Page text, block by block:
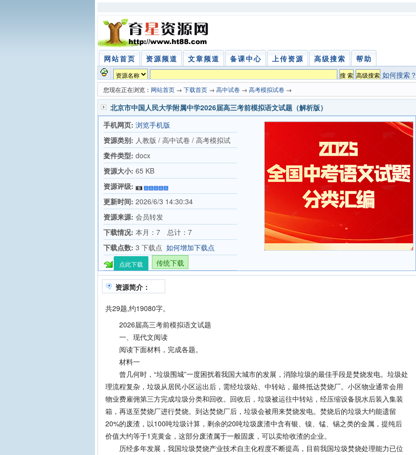
网站首页 资源频道 文章频道 备课中心 上传资源 高级搜索
帮助
如何搜索？
您现在正在浏览： 网站首页 → 下载首页 → 高中试卷 → 高考模拟试卷 →
北京市中国人民大学附属中学2026届高三考前模拟语文试题（解析版）
手机网页: 浏览手机版
资源类别: 人教版 / 高中试卷 / 高考模拟试
卷
文件类型: docx
资源大小: 65 KB
资源评级:
更新时间: 2026/6/3 14:30:34
资源来源: 会员转发
下载情况: 本月：7 总计：7
下载点数: 3 下载点 如何增加下载点
点此下载 传统下载
资源简介：
共29题,约19080字。
2026届高三考前模拟语文试题
一、现代文阅读
阅读下面材料，完成各题。
材料一
曾几何时，“垃圾围城”一度困扰着我国大城市的发展，消除垃圾的最佳手段是焚烧发电。垃圾处
理流程复杂，垃圾从居民小区运出后，需经垃圾站、中转站，最终抵达焚烧厂。小区物业通常会用
物业费雇佣第三方完成垃圾分类和回收。回收后，垃圾被运往中转站，经压缩设备脱水后装入集装
箱，再送至焚烧厂进行焚烧。到达焚烧厂后，垃圾会被用来焚烧发电。焚烧后的垃圾大约能遗留
20%的废渣，以100吨垃圾计算，剩余的20吨垃圾废渣中含有银、镍、锰、锡之类的金属，提纯后
价值大约等于1克黄金，这部分废渣属于一般固废，可以卖给收渣的企业。
历经多年发展，我国垃圾焚烧产业技术自主化程度不断提高，目前我国垃圾焚烧处理能力已位